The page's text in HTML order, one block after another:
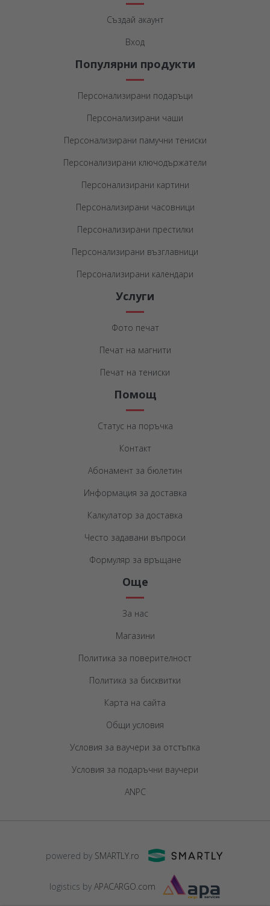
Създай акаунт
Вход
Популярни продукти
Персонализирани подаръци
Персонализирани чаши
Персонализирани памучни тениски
Персонализирани ключодържатели
Персонализирани картини
Персонализирани часовници
Персонализирани престилки
Персонализирани възглавници
Персонализирани календари
Услуги
Фото печат
Печат на магнити
Печат на тениски
Помощ
Статус на поръчка
Контакт
Абонамент за бюлетин
Информация за доставка
Калкулатор за доставка
Често задавани въпроси
Формуляр за връщане
Още
За нас
Магазини
Политика за поверителност
Политика за бисквитки
Карта на сайта
Общи условия
Условия за ваучери за отстъпка
Условия за подаръчни ваучери
ANPC
powered by SMARTLY.ro
logistics by APACARGO.com